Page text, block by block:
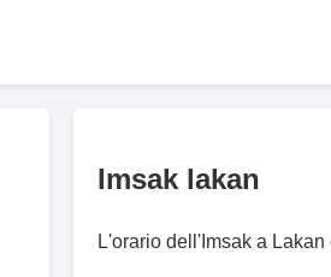
Imsak lakan
L'orario dell'Imsak a